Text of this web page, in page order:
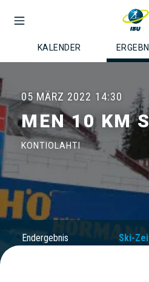
KALENDER
05 MÄRZ 2022 14:30
MEN 10 KM
KONTIOLAHTI
Endergebnis Ski-